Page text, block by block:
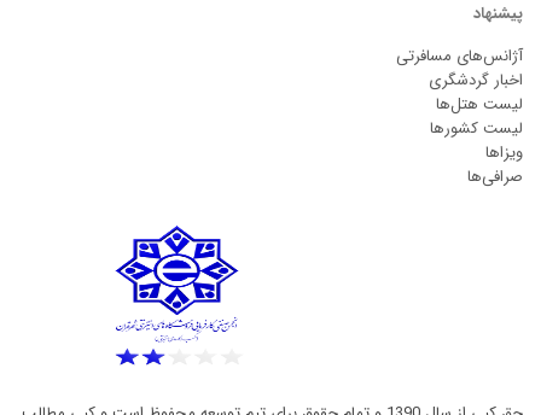
پیشنهاد
آژانس‌های مسافرتی
اخبار گردشگری
لیست هتل‌ها
لیست کشورها
ویزاها
صرافی‌ها